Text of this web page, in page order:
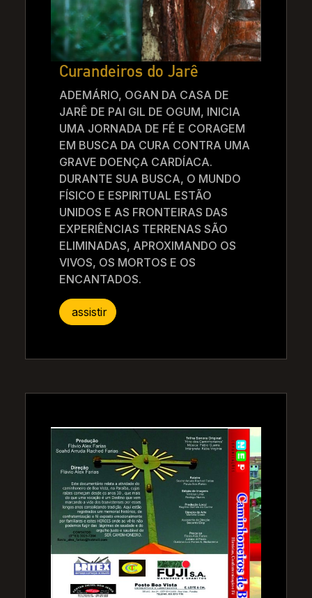
Curandeiros do Jarê
ADEMÁRIO, OGAN DA CASA DE
JARÊ DE PAI GIL DE OGUM, INICIA
UMA JORNADA DE FÉ E CORAGEM
EM BUSCA DA CURA CONTRA UMA
GRAVE DOENÇA CARDÍACA.
DURANTE SUA BUSCA, O MUNDO
FÍSICO E ESPIRITUAL ESTÃO
UNIDOS E AS FRONTEIRAS DAS
EXPERIÊNCIAS TERRENAS SÃO
ELIMINADAS, APROXIMANDO OS
VIVOS, OS MORTOS E OS
ENCANTADOS.
assistir